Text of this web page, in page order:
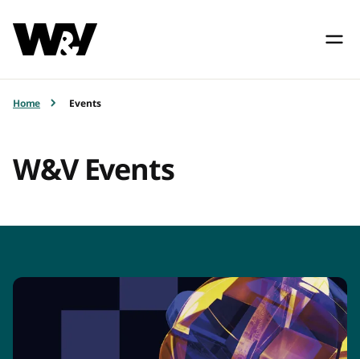
Home Events
W&V Events